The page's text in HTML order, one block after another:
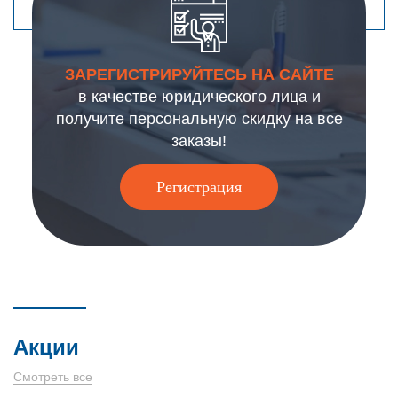
ЗАРЕГИСТРИРУЙТЕСЬ НА САЙТЕ
в качестве юридического лица и
получите персональную скидку на все
заказы!
Регистрация
Акции
Смотреть все